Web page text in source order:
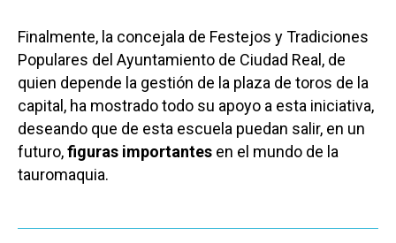
Finalmente, la concejala de Festejos y Tradiciones
Populares del Ayuntamiento de Ciudad Real, de
quien depende la gestión de la plaza de toros de la
capital, ha mostrado todo su apoyo a esta iniciativa,
deseando que de esta escuela puedan salir, en un
futuro,figuras importantes en el mundo de la
tauromaquia.